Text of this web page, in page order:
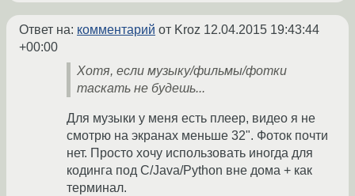
Ответ на: комментарий от Kroz 12.04.2015 19:43:44
+00:00
Хотя, если музыку/фильмы/фотки
таскать не будешь...
Для музыки у меня есть плеер, видео я не
смотрю на экранах меньше 32". Фоток почти
нет. Просто хочу использовать иногда для
кодинга под C/Java/Python вне дома + как
терминал.